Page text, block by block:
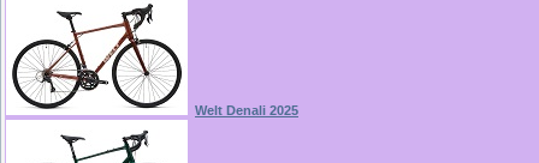
Welt Denali 2025